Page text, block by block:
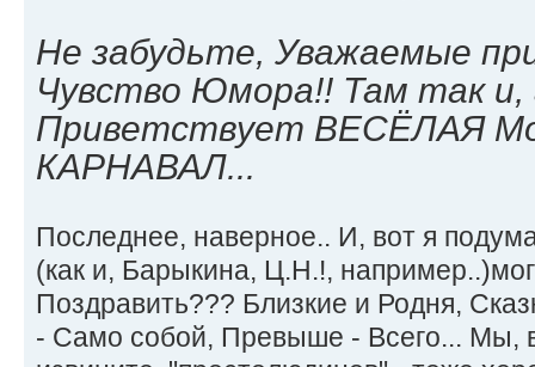
Не забудьте, Уважаемые
Чувство Юмора!! Там так и,
Приветствует ВЕСЁЛАЯ
КАРНАВАЛ...
Последнее, наверное.. И, вот я
(как и, Барыкина, Ц.Н.!,
Поздравить??? Близкие и Родня,
- Само собой, Превыше - Всего... Мы,